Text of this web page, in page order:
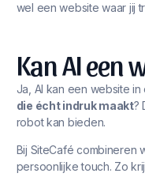
wel een website waar jij
Kan AI een
Ja, AI kan een website
die écht indruk maakt?
robot kan bieden.
Bij SiteCafé combineren
persoonlijke touch. Zo